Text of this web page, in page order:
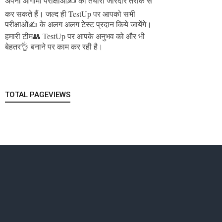
कर सकते हैं।जल्द ही TestUp पर आपको सभी
परीक्षाओं✍️ के अलग अलग टेस्ट प्रदान किये जायेंगे।
हमारी टीम👥 TestUp पर आपके अनुभव को और भी
बेहतर👌 बनाने पर काम कर रही है।
TOTAL PAGEVIEWS